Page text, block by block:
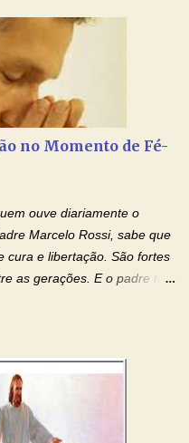
serão focadas nos pais
OS PAIS ENFERMOS!
orar pelos nossos
mais idosos, pais que
dos filhos, pais que já são
vícios, enfim, vamos orar
no Momento de Fé-
ouve diariamente o
Marcelo Rossi, sabe que
cura e libertação. São fortes
as gerações. E o padre tem
um lindo fim de semana na
Santíssima. Adriana-
Padre Marcelo
ouvir o Momento de Fé)